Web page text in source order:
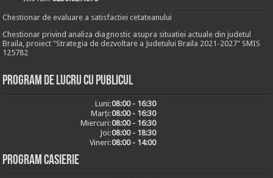
Chestionar de evaluare a satisfactiei cetateanului
Chestionar privind analiza diagnostic asupra situatiei actuale din judetul
Braila, proiect "Strategia de dezvoltare a Judetului Braila 2021-2027" SMIS
125782
Program de lucru cu publicul
Luni:08:00 - 16:30
Marți:08:00 - 16:30
Miercuri:08:00 - 16:30
Joi:08:00 - 18:30
Vineri:08:00 - 14:00
Program casierie